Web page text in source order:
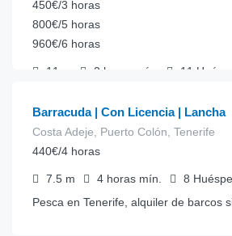
450€/3 horas
800€/5 horas
960€/6 horas
11 2 horas mín. 11
Ver detalles
Barracuda | Con Licencia | Lancha
Costa Adeje, Puerto Colón, Tenerife
440€/4 horas
7.5 m 4 horas mín. 8
Pesca en Tenerife, alquiler de barcos